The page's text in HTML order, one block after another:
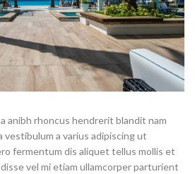
anibh rhoncus hendrerit blandit nam
vestibulum a varius adipiscing ut
fermentum dis aliquet tellus mollis et
vel mi etiam ullamcorper parturient